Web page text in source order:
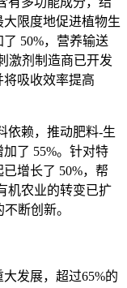
限度地促进植物生
50%，营养输送
激剂制造商已开发
吸收效率提高
依赖，推动肥料-生
了 55%。针对特
增长了 50%，帮
机农业的转变已扩
断创新。
发展，超过65%的